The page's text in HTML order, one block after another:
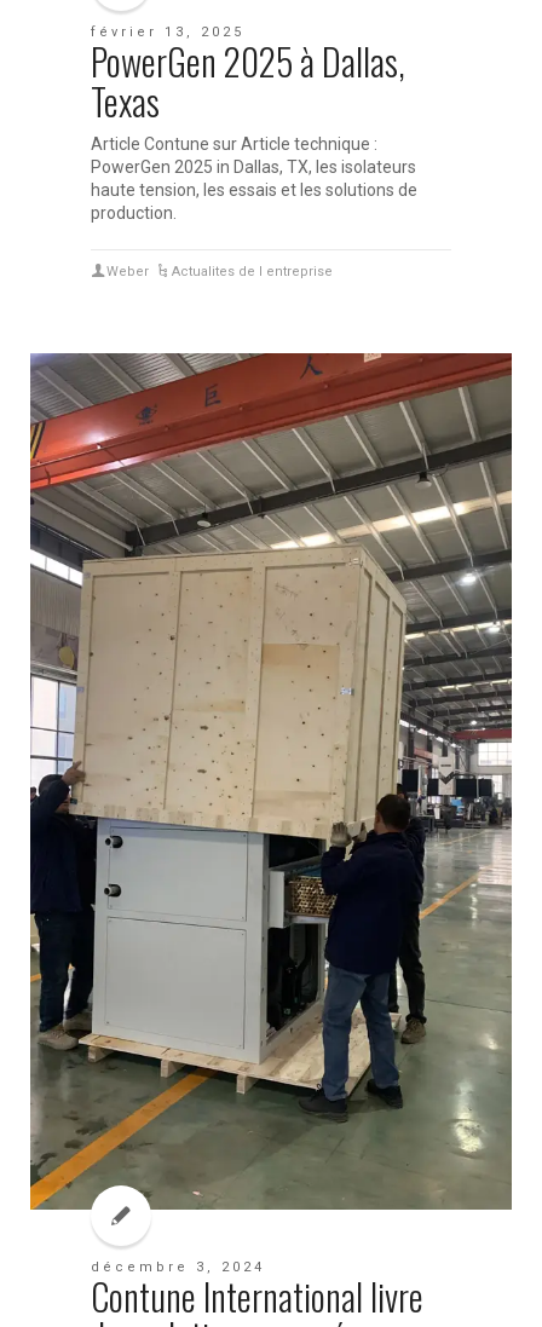
février 13, 2025
PowerGen 2025 à Dallas,
Texas
Article Contune sur Article technique :
PowerGen 2025 in Dallas, TX, les isolateurs
haute tension, les essais et les solutions de
production.
Weber Actualites de l entreprise
décembre 3, 2024
Contune International livre